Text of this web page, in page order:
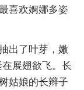
喜欢婀娜多姿
出了叶芽，嫩
展翅欲飞。长
姑娘的长辫子